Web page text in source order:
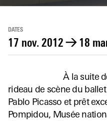
DATES
17 nov. 2012 → 18
À la suite
rideau de scène du
Pablo Picasso et prêt
Pompidou, Musée